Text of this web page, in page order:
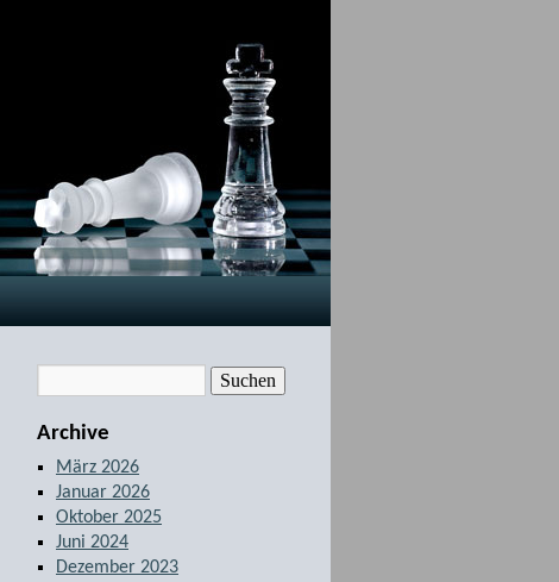
Archive
März 2026
Januar 2026
Oktober 2025
Juni 2024
Dezember 2023